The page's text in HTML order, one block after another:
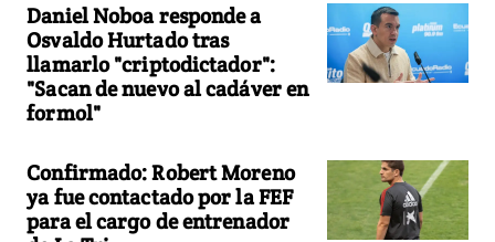
Daniel Noboa responde a
Osvaldo Hurtado tras
llamarlo "criptodictador":
"Sacan de nuevo al cadáver en
formol"
Confirmado: Robert Moreno
ya fue contactado por la FEF
para el cargo de entrenador